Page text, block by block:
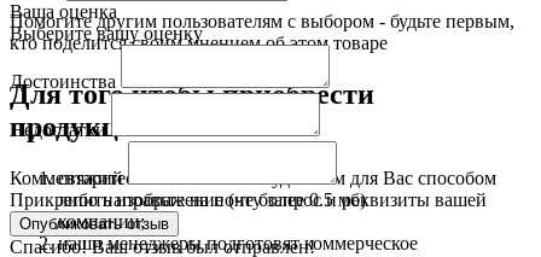
Ваша оценка
Выберите вашу оценку
Достоинства
Недостатки
Комментарий
Прикрепить изображение (не более 0.5 мб)
Спасибо! Ваш отзыв был отправлен!
Помогите другим пользователям с выбором - будьте первым,
кто поделится своим мнением об этом товаре
Для того чтобы приобрести
продукцию:
свяжитесь с нами любым удобным для Вас способом
либо направьте на почту запрос и реквизиты вашей
компании;
наши менеджеры подготовят коммерческое